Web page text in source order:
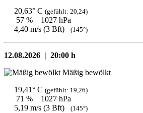
20,63° C (gefühlt: 20,24)
57 %
1027 hPa
4,40 m/s (3 Bft)
(145°)
12.08.2026 | 20:00 h
Mäßig bewölkt
19,41° C (gefühlt: 19,26)
71 %
1027 hPa
5,19 m/s (3 Bft)
(145°)